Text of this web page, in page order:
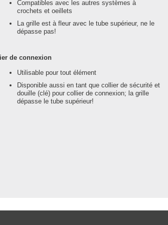
Compatibles avec les autres systèmes à
crochets et oeillets
La grille est à fleur avec le tube supérieur, ne le
dépasse pas!
de connexion
Utilisable pour tout élément
Disponible aussi en tant que collier de sécurité et
douille (clé) pour collier de connexion; la grille
dépasse le tube supérieur!